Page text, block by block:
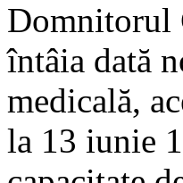
Domnitorul
întâia dată
medicală,
la 13 iunie